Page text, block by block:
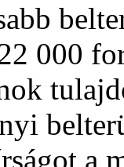
000
a